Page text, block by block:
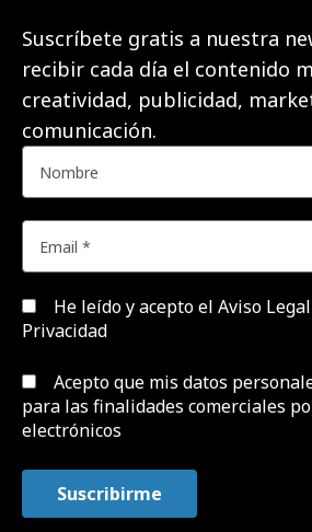
Suscríbete gratis a nuestra
recibir cada día el contenido
creatividad, publicidad,
comunicación.
He leído y acepto el Aviso
Privacidad
Acepto que mis datos
para las finalidades comerciales
electrónicos